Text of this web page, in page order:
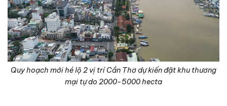
Quy hoạch mới hé lộ 2 vị trí Cần Thơ dự kiến đặt khu thương
mại tự do 2000-5000 hecta